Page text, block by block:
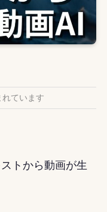
れています
トから動画が生